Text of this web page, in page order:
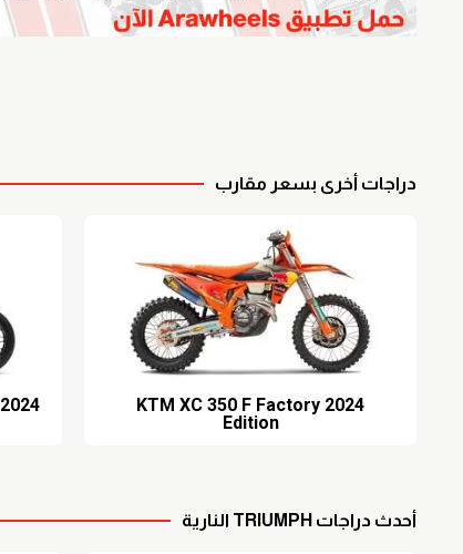
دراجات أخرى بسعر مقارب
2024 KTM XC 350 F Factory
Edition
2024 Honda CB1000R Black Edition
أحدث دراجات TRIUMPH النارية